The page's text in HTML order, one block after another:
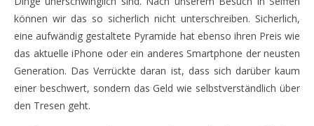
können wir das so sicherlich nicht unterschreiben. Sicherlich,
eine aufwändig gestaltete Pyramide hat ebenso ihren Preis wie
das aktuelle iPhone oder ein anderes Smartphone der neusten
Generation. Das Verrückte daran ist, dass sich darüber kaum
einer beschwert, sondern das Geld wie selbstverständlich über
den Tresen geht.